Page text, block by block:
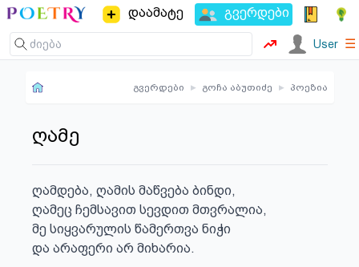
დაამატე გვერდები
User ☰
გვერდები ▸ გოჩა აბუთიძე ▸ პოეზია
ღამე
ღამდება, ღამის მაწვება ბინდი,
ღამეც ჩემსავით სევდით მთვრალია,
მე სიყვარულის წამერთვა ნიჭი
და არაფერი არ მიხარია.